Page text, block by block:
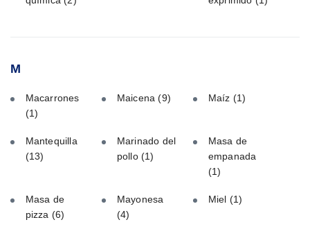
M
Macarrones
(1)
Maicena(9) Maíz (1)
Mantequilla
(13)
Marinado del
pollo (1)
Masa de
empanada
(1)
Masa de
pizza (6)
Mayonesa
(4)
Miel (1)